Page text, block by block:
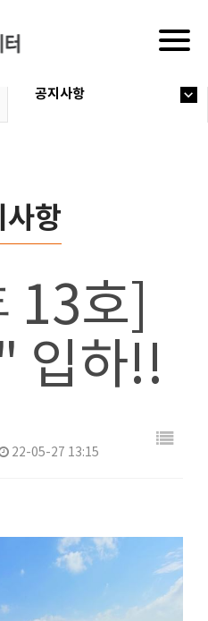
공지사항
사항
13호]
입하!!
22-05-27 13:15